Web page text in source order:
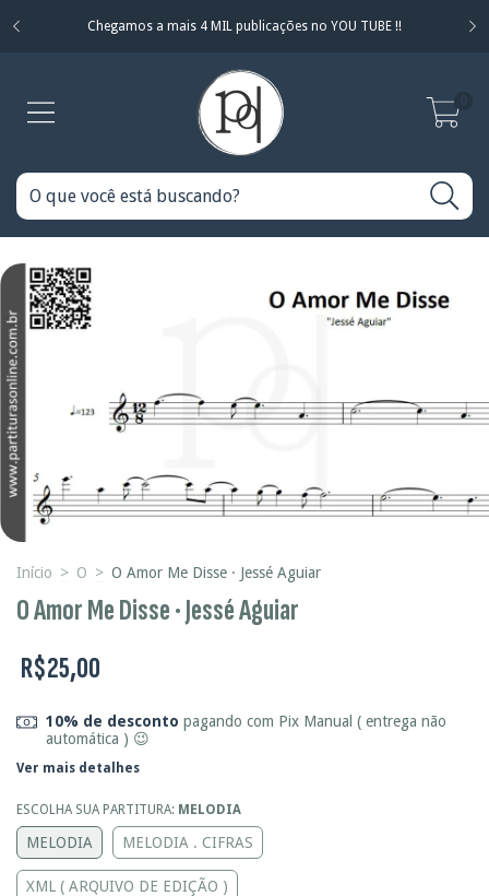
Chegamos a mais 4 MIL publicações no YOU TUBE !!
Início > O > O Amor Me Disse · Jessé Aguiar
O Amor Me Disse · Jessé Aguiar
R$25,00
10% de desconto pagando com Pix Manual ( entrega não
automática ) 😉
Ver mais detalhes
ESCOLHA SUA PARTITURA: MELODIA
MELODIA MELODIA . CIFRAS
XML ( ARQUIVO DE EDIÇÃO )